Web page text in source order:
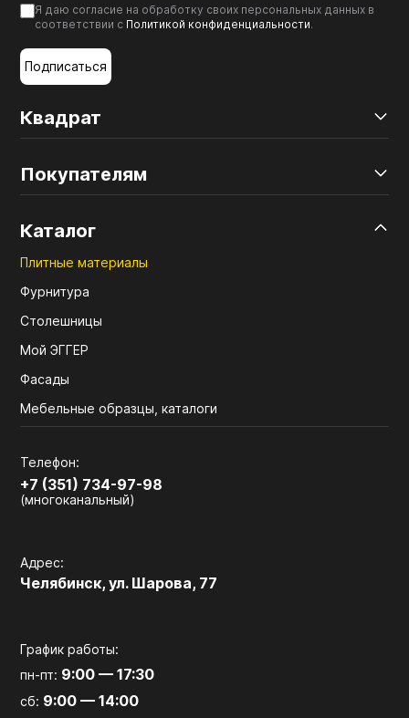
Квадрат
Покупателям
Каталог
Плитные материалы
Фурнитура
Столешницы
Мой ЭГГЕР
Фасады
Мебельные образцы, каталоги
Телефон:
+7 (351) 734-97-98
(многоканальный)
Адрес:
Челябинск, ул. Шарова, 77
График работы:
пн-пт: 9:00 — 17:30
сб: 9:00 — 14:00
Я даю согласие на обработку своих персональных данных в
соответствии с Политикой конфиденциальности.
Подписаться